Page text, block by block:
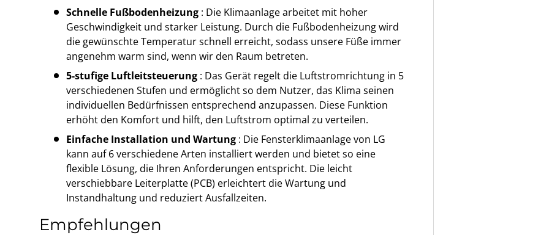
Schnelle Fußbodenheizung : Die Klimaanlage arbeitet mit hoher
Geschwindigkeit und starker Leistung. Durch die Fußbodenheizung wird
die gewünschte Temperatur schnell erreicht, sodass unsere Füße immer
angenehm warm sind, wenn wir den Raum betreten.
5-stufige Luftleitsteuerung : Das Gerät regelt die Luftstromrichtung in 5
verschiedenen Stufen und ermöglicht so dem Nutzer, das Klima seinen
individuellen Bedürfnissen entsprechend anzupassen. Diese Funktion
erhöht den Komfort und hilft, den Luftstrom optimal zu verteilen.
Einfache Installation und Wartung : Die Fensterklimaanlage von LG
kann auf 6 verschiedene Arten installiert werden und bietet so eine
flexible Lösung, die Ihren Anforderungen entspricht. Die leicht
verschiebbare Leiterplatte (PCB) erleichtert die Wartung und
Instandhaltung und reduziert Ausfallzeiten.
Empfehlungen